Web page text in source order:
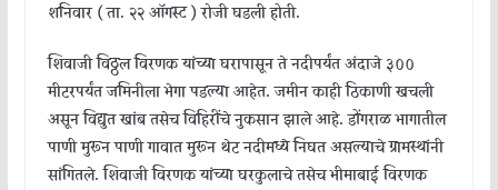
शनिवार ( ता. २२ ऑगस्ट ) रोजी घडली होती.
शिवाजी विठ्ठल विरणक यांच्या घरापासून ते नदीपर्यंत अंदाजे ३००
मीटरपर्यंत जमिनीला भेगा पडल्या आहेत. जमीन काही ठिकाणी खचली
असून विद्युत खांब तसेच विहिरींचे नुकसान झाले आहे. डोंगराळ भागातील
पाणी मुरून पाणी गावात मुरून थेट नदीमध्ये निघत असल्याचे ग्रामस्थांनी
सांगितले. शिवाजी विरणक यांच्या घरकुलाचे तसेच भीमाबाई विरणक